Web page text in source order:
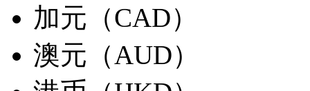
加元（CAD）
澳元（AUD）